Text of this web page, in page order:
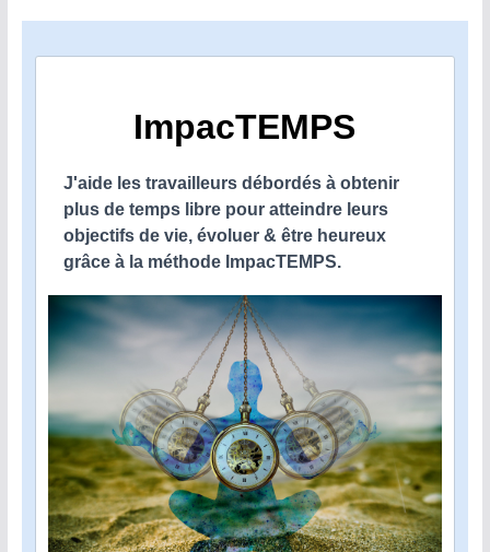
ImpacTEMPS
J'aide les travailleurs débordés à obtenir
plus de temps libre pour atteindre leurs
objectifs de vie, évoluer & être heureux
grâce à la méthode ImpacTEMPS.